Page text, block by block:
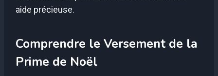
aide précieuse.
Comprendre le Versement de la
Prime de Noël